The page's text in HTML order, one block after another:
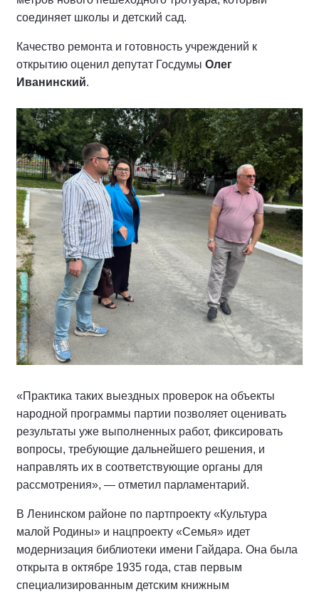
соединяет школы и детский сад.
Качество ремонта и готовность учреждений к
открытию оценил депутат Госдумы Олег
Иванинский.
«Практика таких выездных проверок на объекты
народной программы партии позволяет оценивать
результаты уже выполненных работ, фиксировать
вопросы, требующие дальнейшего решения, и
направлять их в соответствующие органы для
рассмотрения», — отметил парламентарий.
В Ленинском районе по партпроекту «Культура
малой Родины» и нацпроекту «Семья» идет
модернизация библиотеки имени Гайдара. Она была
открыта в октябре 1935 года, став первым
специализированным детским книжным